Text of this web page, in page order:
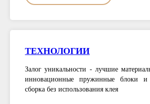
ТЕХНОЛОГИИ
Залог уникальности - лучшие
инновационные пружинные блоки и
сборка без использования клея